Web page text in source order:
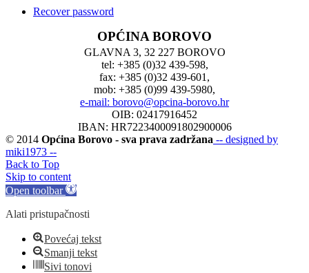
Recover password
OPĆINA BOROVO
GLAVNA 3, 32 227 BOROVO
tel: +385 (0)32 439-598,
fax: +385 (0)32 439-601,
mob: +385 (0)99 439-5980,
e-mail: borovo@opcina-borovo.hr
OIB: 02417916452
IBAN: HR7223400091802900006
© 2014 Općina Borovo - sva prava zadržana -- designed by
miki1973 --
Back to Top
Skip to content
Open toolbar
Alati pristupačnosti
Povećaj tekst
Smanji tekst
Sivi tonovi